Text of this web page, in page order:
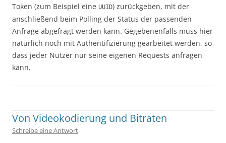
Token (zum Beispiel eine UUID) zurückgeben, mit der
anschließend beim Polling der Status der passenden
Anfrage abgefragt werden kann. Gegebenenfalls muss hier
natürlich noch mit Authentifizierung gearbeitet werden, so
dass jeder Nutzer nur seine eigenen Requests anfragen
kann.
Von Videokodierung und Bitraten
Schreibe eine Antwort